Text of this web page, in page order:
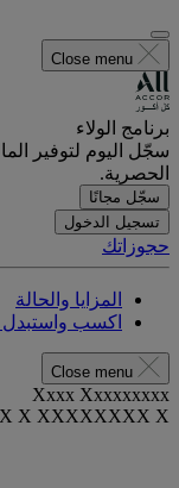
Close menu
برنامج الولاء
سجّل اليوم لتوفير
الحصرية.
سجّل مجانًا
تسجيل الدخول
حجوزاتك
المزايا والحالة
اكسب واستبدل
Close menu
Xxxx Xxxxxxxxx
X XXXXXXXX X